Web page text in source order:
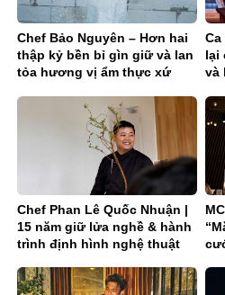
Chef Bảo Nguyên – Hơn hai
thập kỷ bền bỉ gìn giữ và lan
tỏa hương vị ẩm thực xứ
Ca
lại
và
Chef Phan Lê Quốc Nhuận |
15 năm giữ lửa nghề & hành
trình định hình nghệ thuật